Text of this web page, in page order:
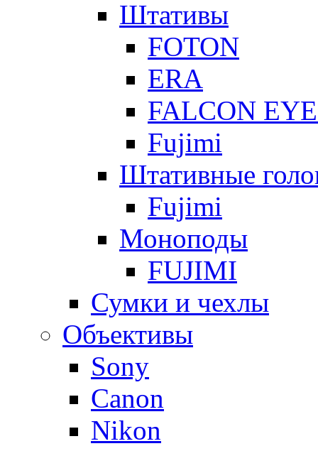
Штативы
FOTON
ERA
FALCON
Fujimi
Штативные
Fujimi
Моноподы
FUJIMI
Сумки и чехлы
Объективы
Sony
Canon
Nikon